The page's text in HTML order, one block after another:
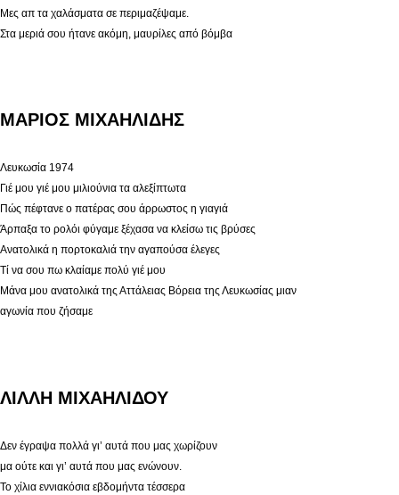
Μες απ τα χαλάσματα σε περιμαζέψαμε.
Στα μεριά σου ήτανε ακόμη, μαυρίλες από βόμβα
ΜΑΡΙΟΣ ΜΙΧΑΗΛΙΔΗΣ
Λευκωσία 1974
Γιέ μου γιέ μου μιλιούνια τα αλεξίπτωτα
Πώς πέφτανε ο πατέρας σου άρρωστος η γιαγιά
Άρπαξα το ρολόι φύγαμε ξέχασα να κλείσω τις βρύσες
Ανατολικά η πορτοκαλιά την αγαπούσα έλεγες
Τί να σου πω κλαίαμε πολύ γιέ μου
Μάνα μου ανατολικά της Αττάλειας Βόρεια της Λευκωσίας μιαν
αγωνία που ζήσαμε
ΛΙΛΛΗ ΜΙΧΑΗΛΙΔΟΥ
Δεν έγραψα πολλά γι’ αυτά που μας χωρίζουν
μα ούτε και γι’ αυτά που μας ενώνουν.
Το χίλια εννιακόσια εβδομήντα τέσσερα